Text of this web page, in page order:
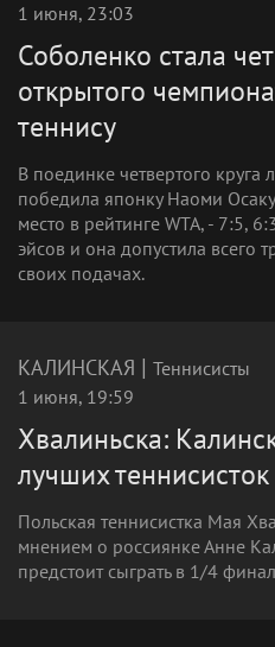
1 июня, 23:03
Соболенко стала
открытого
теннису
В поединке четвертого круга
победила японку Наоми
место в рейтинге WTA, - 7:5,
эйсов и она допустила всего
своих подачах.
КАЛИНСКАЯ | Теннисисты
1 июня, 19:59
Хвалиньска:
лучших
Польская теннисистка Мая
мнением о россиянке Анне
предстоит сыграть в 1/4